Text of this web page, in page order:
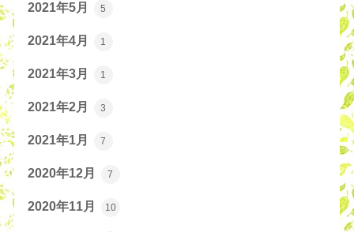
2021年5月 5
2021年4月 1
2021年3月 1
2021年2月 3
2021年1月 7
2020年12月 7
2020年11月 10